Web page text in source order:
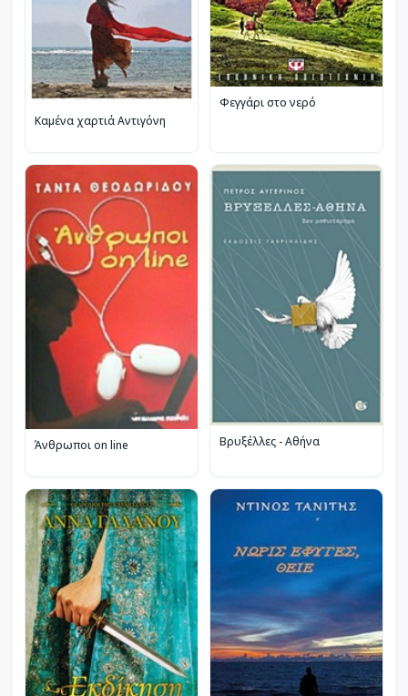
Καμένα χαρτιά Αντιγόνη
Φεγγάρι στο νερό
Άνθρωποι on line Βρυξέλλες - Αθήνα